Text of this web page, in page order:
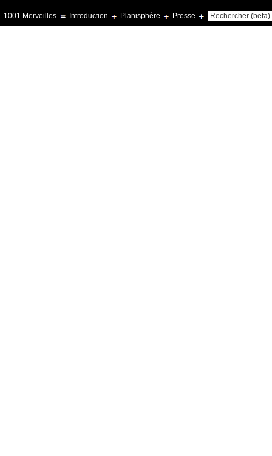
1001 Merveilles Introduction Planisphère Presse